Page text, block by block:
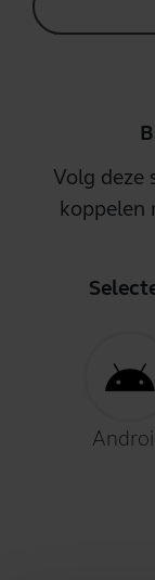
Volg deze
koppelen